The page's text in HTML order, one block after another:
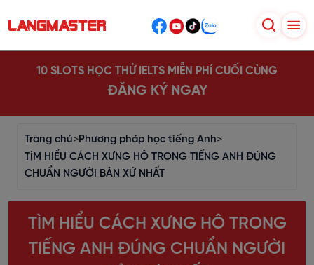
10 SLOTS HỌC THỬ IELTS MIỄN PHÍ CUỐI CÙNG
ĐĂNG KÝ NGAY
Trang chủ>Phương pháp học tiếng Anh>
TÌM HIỂU CÁCH XƯNG HÔ TRONG TIẾNG ANH ĐÚNG
CHUẨN NGƯỜI BẢN XỨ NHẤT
TÌM HIỂU CÁCH XƯNG HÔ TRONG
TIẾNG ANH ĐÚNG CHUẨN NGƯỜI